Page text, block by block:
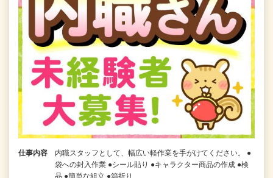
仕事内容
内職スタッフとして、幅広い軽作業を手がけてください。 ●
袋への封入作業 ●シール貼り ●キャラクター商品の作成 ●検
品 ●簡単な組立 ●箱折り...…